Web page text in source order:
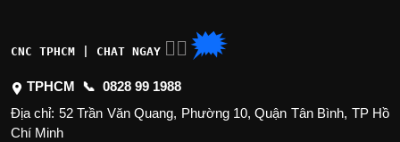
CNC TPHCM | CHAT NGAY 👉🏽 🗯
TPHCM 📞 0828 99 1988
Địa chỉ: 52 Trần Văn Quang, Phường 10, Quận Tân Bình, TP Hồ
Chí Minh